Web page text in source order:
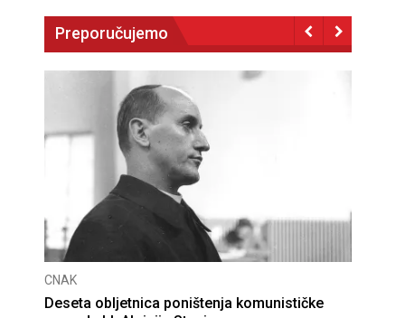
Preporučujemo
CNAK
Deseta obljetnica poništenja komunističke